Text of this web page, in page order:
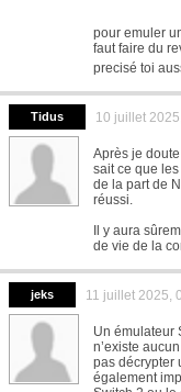
pour emuler
faut faire du
precisé toi
Tidus 10 juillet
Après je
sait ce que
de la part de
réussi.
Il y aura
de vie de la
jeks 11 juillet 2025,
Un émulateur
n’existe
pas décrypter
également